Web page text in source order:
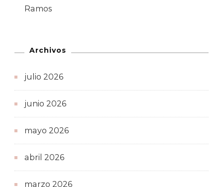
Ramos
Archivos
julio 2026
junio 2026
mayo 2026
abril 2026
marzo 2026